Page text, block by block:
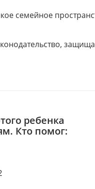
семейное
ребенка
Кто помог: